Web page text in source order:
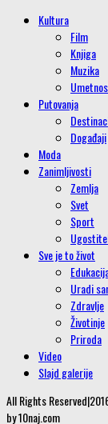
Kultura
Film
Knjiga
Muzika
Putovanja
Događaji
Moda
Zanimljivosti
Zemlja
Svet
Sport
Sve je to život
Uradi
Zdravlje
Životinje
Priroda
Video
Slajd galerije
All Rights
by 10naj.com